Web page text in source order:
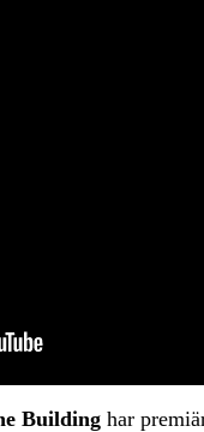
Building har